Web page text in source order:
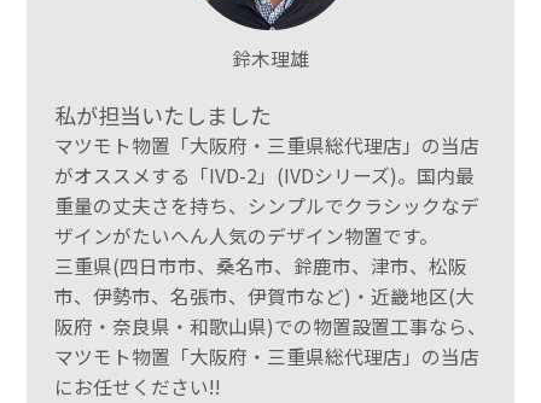
鈴木理雄
私が担当いたしました
マツモト物置「大阪府・三重県総代理店」の当店
がオススメする「IVD-2」(IVDシリーズ)。国内最
重量の丈夫さを持ち、シンプルでクラシックなデ
ザインがたいへん人気のデザイン物置です。
三重県(四日市市、桑名市、鈴鹿市、津市、松阪
市、伊勢市、名張市、伊賀市など)・近畿地区(大
阪府・奈良県・和歌山県)での物置設置工事なら、
マツモト物置「大阪府・三重県総代理店」の当店
にお任せください!!